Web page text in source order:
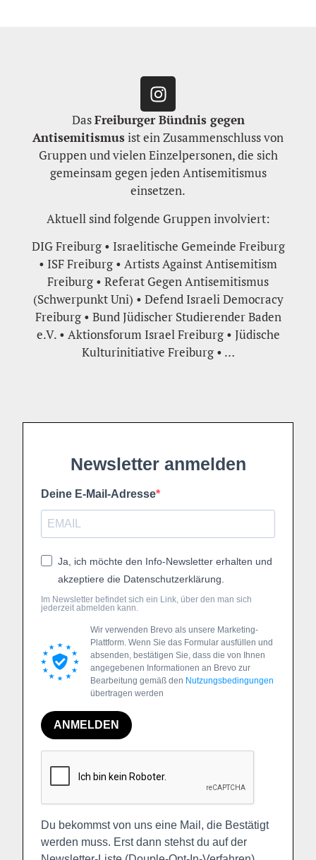
DasFreiburger Bündnis gegen
Antisemitismus ist ein Zusammenschluss von
Gruppen und vielen Einzelpersonen, die sich
gemeinsam gegen jeden Antisemitismus
einsetzen.
Aktuell sind folgende Gruppen involviert:
DIG Freiburg • Israelitische Gemeinde Freiburg
• ISF Freiburg • Artists Against Antisemitism
Freiburg • Referat Gegen Antisemitismus
(Schwerpunkt Uni) • Defend Israeli Democracy
Freiburg • Bund Jüdischer Studierender Baden
e.V. • Aktionsforum Israel Freiburg • Jüdische
Kulturinitiative Freiburg • …
Newsletter anmelden
Deine E-Mail-Adresse
Ja, ich möchte den Info-Newsletter erhalten und
akzeptiere die Datenschutzerklärung.
Im Newsletter befindet sich ein Link, über den man sich
jederzeit abmelden kann.
Wir verwenden Brevo als unsere Marketing-
Plattform. Wenn Sie das Formular ausfüllen und
absenden, bestätigen Sie, dass die von Ihnen
angegebenen Informationen an Brevo zur
Bearbeitung gemäß den Nutzungsbedingungen
übertragen werden
ANMELDEN
Du bekommst von uns eine Mail, die Bestätigt
werden muss. Erst dann stehst du auf der